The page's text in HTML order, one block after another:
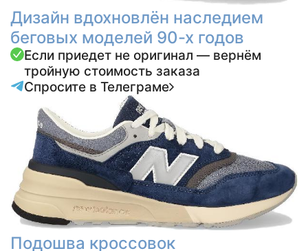
Дизайн вдохновлён наследием
беговых моделей 90-х годов
Если приедет не оригинал — вернём
тройную стоимость заказа
Спросите в Телеграме
Подошва кроссовок